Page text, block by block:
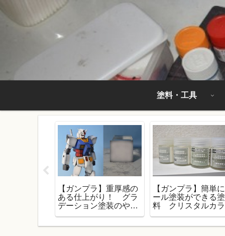
塗料・工具
【ガンプラ】重厚感の
ある仕上がり！ グラ
デーション塗装のやり
【ガンプラ】簡単
ール塗装ができる塗
料 クリスタルカ